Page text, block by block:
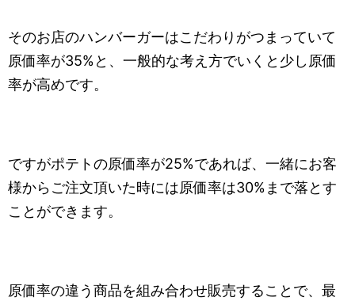
そのお店のハンバーガーはこだわりがつまっていて
原価率が35%と、一般的な考え方でいくと少し原価
率が高めです。
ですがポテトの原価率が25%であれば、一緒にお客
様からご注文頂いた時には原価率は30%まで落とす
ことができます。
原価率の違う商品を組み合わせ販売することで、最